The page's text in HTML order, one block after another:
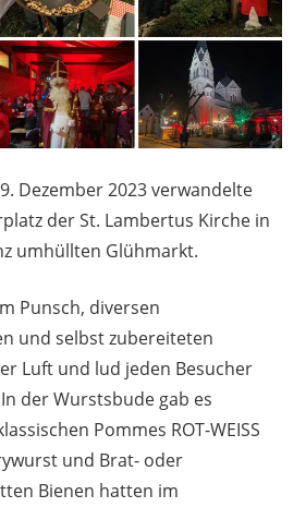
Dezember 2023 verwandelte
der St. Lambertus Kirche in
umhüllten Glühmarkt.
Punsch, diversen
und selbst zubereiteten
Luft und lud jeden Besucher
der Wurstsbude gab es
Pommes ROT-WEISS
und Brat- oder
Bienen hatten im